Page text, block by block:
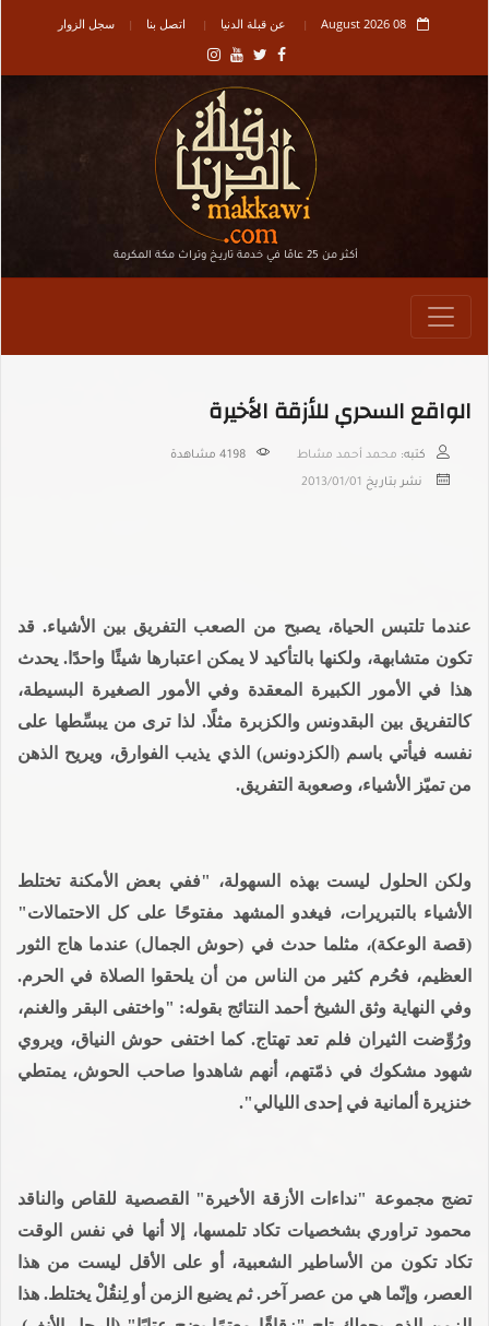
08 August 2026 عن قبلة الدنيا اتصل بنا سجل الزوار
أكثر من 25 عامًا في خدمة تاريـخ وتراث مكة المكرمة
الواقع السحري للأزقة الأخيرة
كتبه: محمد أحمد مشاط 4198 مشاهدة
نشر بتاريخ 2013/01/01
عندما تلتبس الحياة، يصبح من الصعب التفريق بين الأشياء. قد
تكون متشابهة، ولكنها بالتأكيد لا يمكن اعتبارها شيئًا واحدًا. يحدث
هذا في الأمور الكبيرة المعقدة وفي الأمور الصغيرة البسيطة،
كالتفريق بين البقدونس والكزبرة مثلًا. لذا ترى من يبسِّطها على
نفسه فيأتي باسم (الكزدونس) الذي يذيب الفوارق، ويريح الذهن
من تميّز الأشياء، وصعوبة التفريق.
ولكن الحلول ليست بهذه السهولة، "ففي بعض الأمكنة تختلط
الأشياء بالتبريرات، فيغدو المشهد مفتوحًا على كل الاحتمالات"
(قصة الوعكة)، مثلما حدث في (حوش الجمال) عندما هاج الثور
العظيم، فحُرم كثير من الناس من أن يلحقوا الصلاة في الحرم.
وفي النهاية وثق الشيخ أحمد النتائج بقوله: "واختفى البقر والغنم،
ورُوِّضت الثيران فلم تعد تهتاج. كما اختفى حوش النياق، ويروي
شهود مشكوك في ذمّتهم، أنهم شاهدوا صاحب الحوش، يمتطي
خنزيرة ألمانية في إحدى الليالي".
تضج مجموعة "نداءات الأزقة الأخيرة" القصصية للقاص والناقد
محمود تراوري بشخصيات تكاد تلمسها، إلا أنها في نفس الوقت
تكاد تكون من الأساطير الشعبية، أو على الأقل ليست من هذا
العصر، وإنّما هي من عصر آخر. ثم يضيع الزمن أو لِنقُلْ يختلط. هذا